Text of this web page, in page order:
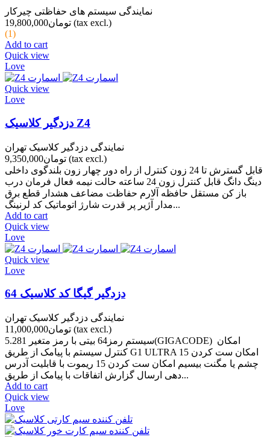
نمایندگی سیستم های حفاظتی چیرکار
تومان19,800,000 (tax excl.)
(1)
Add to cart
Quick view
Love
Quick view
Love
دزدگیر کلاسیک Z4
نمایندگی دزدگیر کلاسیک تهران
تومان9,350,000 (tax excl.)
قابل گسترش تا 24 زون کنترل از راه دور چهار زون بلندگوی داخلی
دینگ دانگ قابل کنترل زون 24 ساعته حالت نیمه فعال فرمان درب
باز کن مستقل حافظه آلارم حفاظت مضاعف هشدار قطع برق
مدار آژیر پر قدرت شارژ اتوماتیک کد لرنینگ...
Add to cart
Quick view
Love
Quick view
Love
دزدگیر گیگا کد کلاسیک 64
نمایندگی دزدگیر کلاسیک تهران
تومان11,000,000 (tax excl.)
5.281 سیستم رمز64 بیتی با رمز متغیر(GIGACODE) امکان
کنترل سیستم با پیامک از طریق G1 ULTRA امکان ست کردن 15
چشم یا مگنت بیسیم امکان ست کردن 15 ریموت با قابلیت آدرس
دهی ارسال گزارش اتفاقات با پیامک از طریق...
Add to cart
Quick view
Love